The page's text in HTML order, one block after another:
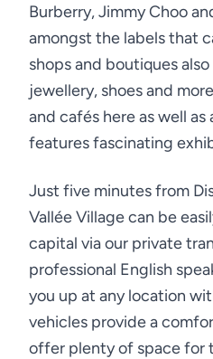
Burberry, Jimmy Choo
amongst the labels that
shops and boutiques
jewellery, shoes and
and cafés here as well
features fascinating
Just five minutes from
Vallée Village can be
capital via our private
professional English
you up at any location
vehicles provide a
offer plenty of space for